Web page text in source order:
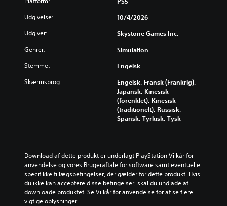
Udgivelse: 10/4/2026
Udgiver: Skystone Games Inc.
Genrer: Simulation
Stemme: Engelsk
Skærmsprog:
Engelsk, Fransk (Frankrig),
Japansk, Kinesisk
(forenklet), Kinesisk
(traditionelt), Russisk,
Spansk, Tyrkisk, Tysk
Download af dette produkt er underlagt PlayStation Vilkår for
anvendelse og vores Brugeraftale for software samt eventuelle
specifikke tillægsbetingelser, der gælder for dette produkt. Hvis
du ikke kan acceptere disse betingelser, skal du undlade at
downloade produktet. Se Vilkår for anvendelse for at se flere
vigtige oplysninger.